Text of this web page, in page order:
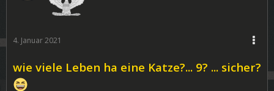
4. Januar 2021
wie viele Leben ha eine Katze?... 9? ... sicher?